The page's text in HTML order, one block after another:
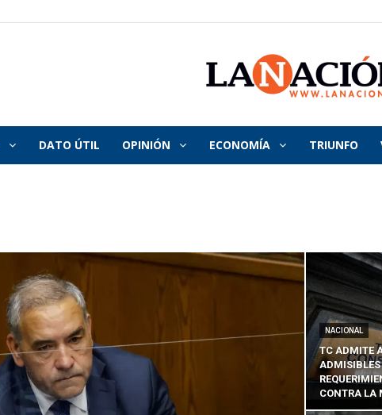
La
Nación
DATO ÚTIL OPINIÓN ECONOMÍA TRIUNFO
NACIONAL
TC ADMITE
ADMISIBLES
CONTRA LA